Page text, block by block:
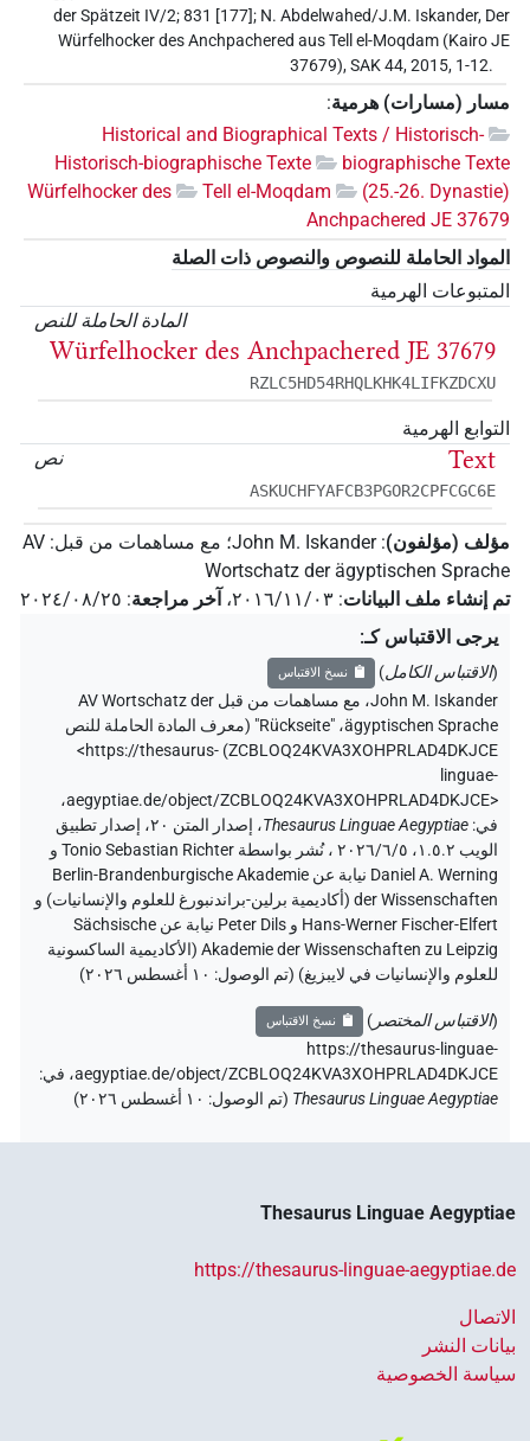
der Spätzeit IV/2; 831 [177]; N. Abdelwahed/J.M. Iskander, Der
Würfelhocker des Anchpachered aus Tell el-Moqdam (Kairo JE
37679), SAK 44, 2015, 1-12.
مسار (مسارات) هرمية:
Historical and Biographical Texts / Historisch-
biographische Texte
Historisch-biographische Texte
(25.-26. Dynastie)
Tell el-Moqdam
Würfelhocker des
Anchpachered JE 37679
المواد الحاملة للنصوص والنصوص ذات الصلة
المتبوعات الهرمية
المادة الحاملة للنص
Würfelhocker des Anchpachered JE 37679
RZLC5HD54RHQLKHK4LIFKZDCXU
التوابع الهرمية
نص
Text
ASKUCHFYAFCB3PGOR2CPFCGC6E
مؤلف (مؤلفون):
John M. Iskander؛ مع مساهمات من قبل:
AV
Wortschatz der ägyptischen Sprache
تم إنشاء ملف البيانات: ٢٠١٦/١١/٠٣، آخر مراجعة: ٢٠٢٤/٠٨/٢٥
يرجى الاقتباس كـ:
(الاقتباس الكامل) نسخ الاقتباس
John M. Iskander، مع مساهمات من قبل AV Wortschatz der
ägyptischen Sprache، "Rückseite" (
معرف المادة الحاملة للنص
ZCBLOQ24KVA3XOHPRLAD4DKJCE
)
<https://thesaurus-
linguae-
aegyptiae.de/object/ZCBLOQ24KVA3XOHPRLAD4DKJCE>،
في:
Thesaurus Linguae Aegyptiae،
إصدار المتن ٢٠، إصدار تطبيق
الويب ۱.٥.٢، ٢٠٢٦/٦/٥ ، نُشر بواسطة Tonio Sebastian Richter و
Daniel A. Werning نيابة عن Berlin-Brandenburgische Akademie
der Wissenschaften (أكاديمية برلين-براندنبورغ للعلوم والإنسانيات) و
Hans-Werner Fischer-Elfert و Peter Dils نيابة عن Sächsische
Akademie der Wissenschaften zu Leipzig (الأكاديمية الساكسونية
للعلوم والإنسانيات في لايبزيغ) (تم الوصول: ١٠ أغسطس ٢٠٢٦ )
(الاقتباس المختصر ) نسخ الاقتباس
https://thesaurus-linguae-
aegyptiae.de/object/ZCBLOQ24KVA3XOHPRLAD4DKJCE، في:
Thesaurus Linguae Aegyptiae
(تم الوصول: ١٠ أغسطس ٢٠٢٦ )
Thesaurus Linguae Aegyptiae
https://thesaurus-linguae-aegyptiae.de
الاتصال
بيانات النشر
سياسة الخصوصية